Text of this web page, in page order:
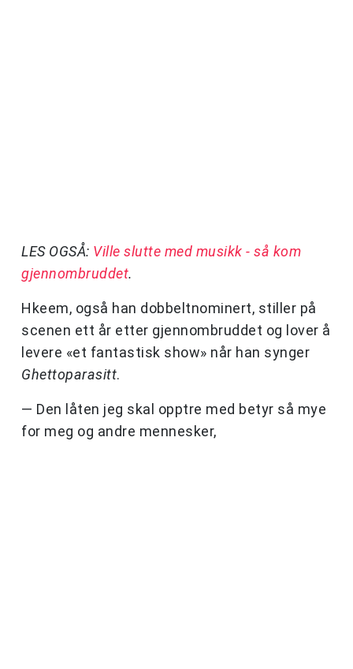
LES OGSÅ: Ville slutte med musikk - så kom
gjennombruddet.
Hkeem, også han dobbeltnominert, stiller på
scenen ett år etter gjennombruddet og lover å
levere «et fantastisk show» når han synger
Ghettoparasitt.
— Den låten jeg skal opptre med betyr så mye
for meg og andre mennesker,